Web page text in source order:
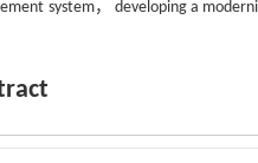
system， developing a